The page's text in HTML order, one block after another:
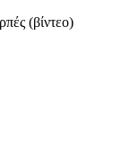
(βίντεο)